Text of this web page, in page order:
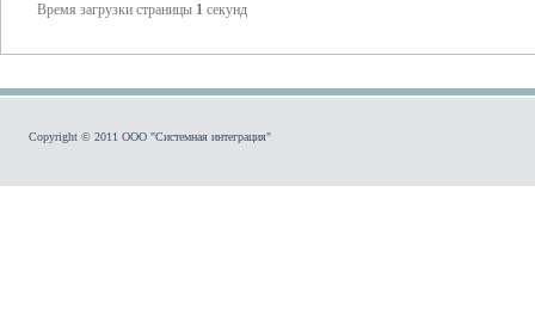
Время загрузки страницы 1 секунд
Copyright © 2011 ООО "Системная интеграция"